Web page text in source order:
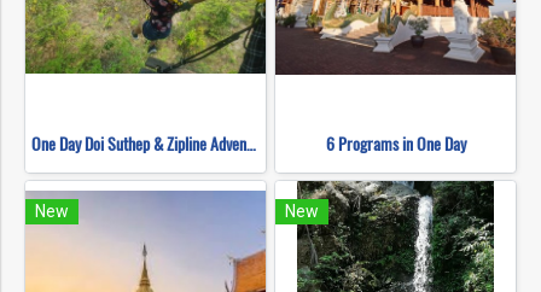
One Day Doi Suthep & Zipline Adventure 6 Programs in One Day
New New